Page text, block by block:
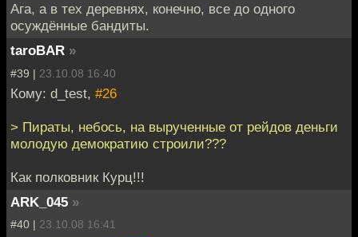
Ага, а в тех деревнях, конечно, все до одного
осуждённые бандиты.
taroBAR »
#39 | 23.10.08 16:40
Кому: d_test, #26
> Пираты, небось, на вырученные от рейдов деньги
молодую демократию строили???
Как полковник Курц!!!
ARK_045 »
#40 | 23.10.08 16:41